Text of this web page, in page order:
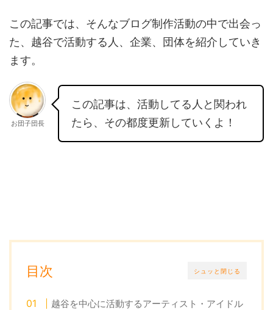
この記事では、そんなブログ制作活動の中で出会っ
た、越谷で活動する人、企業、団体を紹介していき
ます。
お団子団長
この記事は、活動してる人と関われ
たら、その都度更新していくよ！
シュッと閉じる
目次
越谷を中心に活動するアーティスト・アイドル